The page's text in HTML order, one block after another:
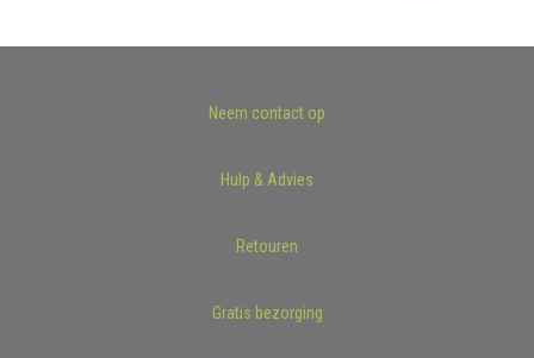
Neem contact op
Hulp & Advies
Retouren
Gratis bezorging